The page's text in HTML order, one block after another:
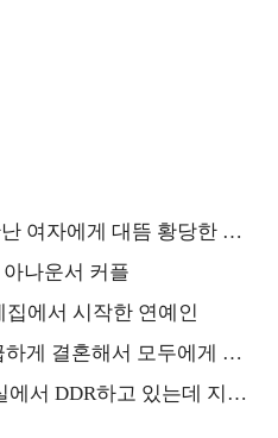
여자에게 대뜸 황당한 요
나운서 커플
에서 시작한 연예인
게 결혼해서 모두에게 의
서 DDR하고 있는데 지나